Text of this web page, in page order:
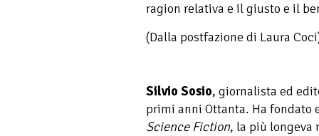
ragion relativa e il giusto e il
(Dalla postfazione di Laura
Silvio Sosio, giornalista ed
primi anni Ottanta. Ha
Science Fiction, la più longeva